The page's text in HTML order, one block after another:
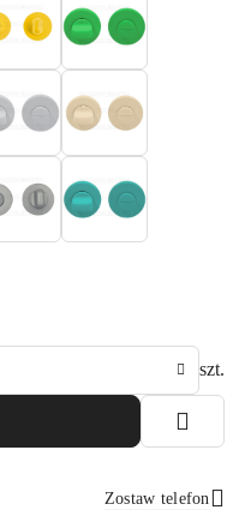
szt.
Zostaw telefon